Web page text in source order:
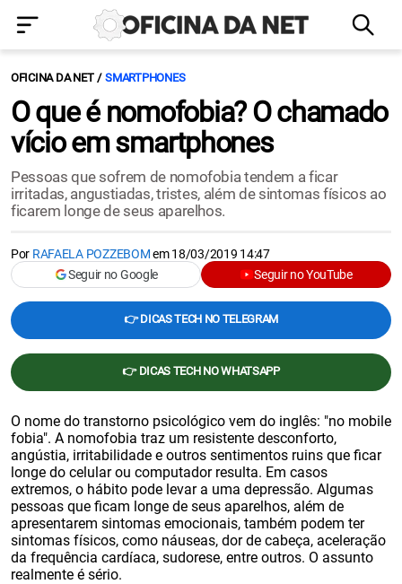
OFICINA DA NET SMARTPHONES
O que é nomofobia? O chamado
vício em smartphones
Pessoas que sofrem de nomofobia tendem a ficar
irritadas, angustiadas, tristes, além de sintomas físicos ao
ficarem longe de seus aparelhos.
Por RAFAELA POZZEBOMem18/03/2019 14:47
Seguir no Google
Seguir no YouTube
👉 DICAS TECH NO TELEGRAM
👉 DICAS TECH NO WHATSAPP
O nome do transtorno psicológico vem do inglês: "no mobile
fobia". A nomofobia traz um resistente desconforto,
angústia, irritabilidade e outros sentimentos ruins que ficar
longe do celular ou computador resulta. Em casos
extremos, o hábito pode levar a uma depressão. Algumas
pessoas que ficam longe de seus aparelhos, além de
apresentarem sintomas emocionais, também podem ter
sintomas físicos, como náuseas, dor de cabeça, aceleração
da frequência cardíaca, sudorese, entre outros. O assunto
realmente é sério.